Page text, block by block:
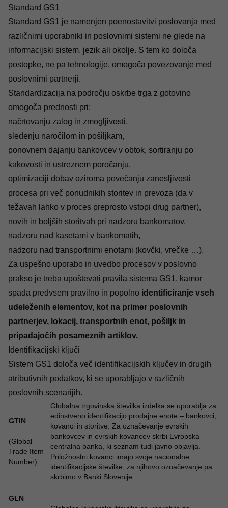
Standard GS1
Standard GS1 je namenjen poenostavitvi poslovanja med
različnimi uporabniki in poslovnimi sistemi ne glede na
informacijski sistem, jezik ali okolje. S tem ko določa
postopke, ne pa tehnologije, omogoča povezovanje med
poslovnimi partnerji.
Standardizacija na področju oskrbe trga z gotovino
omogoča prednosti pri:
načrtovanju zalog in zmogljivosti,
sledenju naročilom in pošiljkam,
ponovnem dajanju bankovcev v obtok, sortiranju po
kakovosti in ustreznem poročanju,
optimizaciji dobav oziroma povečanju zanesljivosti
procesa pri več ponudnikih storitev in prevoza (da v
težavah lahko v proces preprosto vstopi drug partner),
novih in boljših storitvah pri nadzoru bankomatov,
nadzoru nad kasetami v bankomatih,
nadzoru nad transportnimi enotami (kovčki, vrečke …).
Za uspešno uporabo in uvedbo procesov v poslovno
prakso je treba upoštevati pravila sistema GS1, kamor
spada predvsem pravilno in popolno identificiranje vseh
udeleženih elementov, kot na primer poslovnih
partnerjev, lokacij, transportnih enot, pošiljk in
pripadajočih posameznih artiklov.
Identifikacijski ključi
Sistem GS1 določa več identifikacijskih ključev in drugih
atributivnih podatkov, ki se uporabljajo v različnih
poslovnih scenarijih.
GTIN
(Global
Trade Item
Number)
Globalna trgovinska številka izdelka se uporablja za
edinstveno identifikacijo prodajne enote – bankovci,
kovanci in storitve. Za označevanje evrskih
bankovcev in evrskih kovancev skrbi Evropska
centralna banka, ki seznam tudi javno objavlja.
Priložnostni kovanci imajo svoje nacionalne
identifikacijske številke, za njihovo označevanje pa
skrbimo v Banki Slovenije.
GLN